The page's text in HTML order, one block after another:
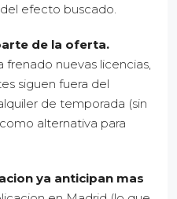
efecto buscado.
de la oferta.
frenado nuevas licencias,
siguen fuera del
de temporada (sin
alternativa para
ya anticipan mas